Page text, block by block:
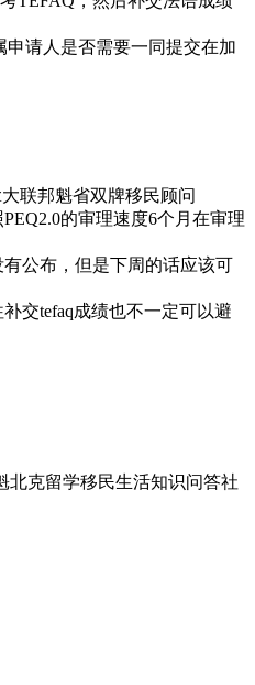
申请人是否需要一同提交在加
联邦魁省双牌移民顾问
的审理速度6个月在审理
公布，但是下周的话应该可
交tefaq成绩也不一定可以避
北克留学移民生活知识问答社